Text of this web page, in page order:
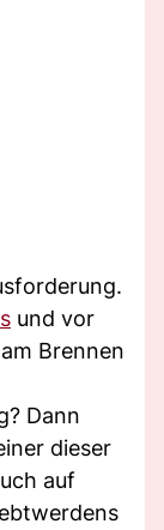
und vor
Brennen
Dann
dieser
auf